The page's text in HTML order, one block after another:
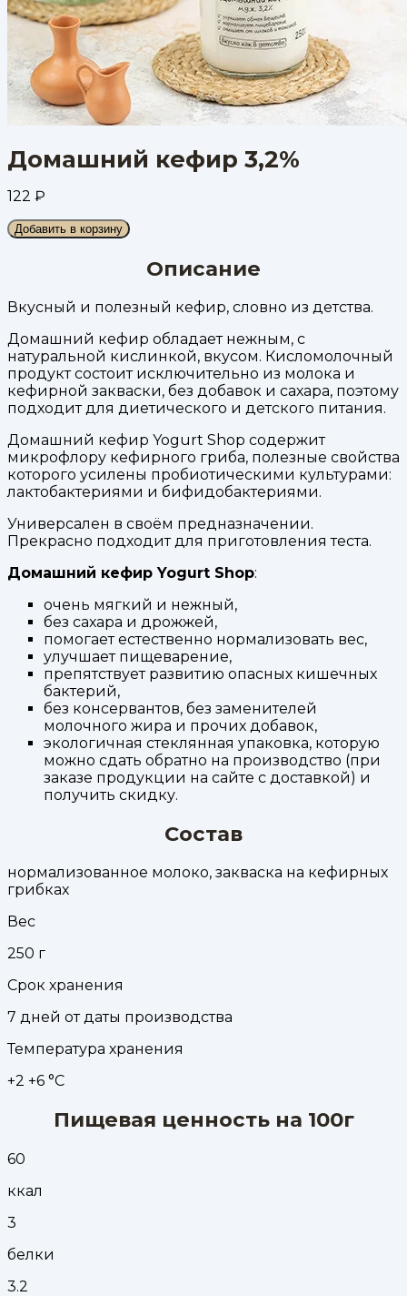
Домашний кефир 3,2%
122 ₽
Добавить в корзину
Описание
Вкусный и полезный кефир, словно из детства.
Домашний кефир обладает нежным, с
натуральной кислинкой, вкусом. Кисломолочный
продукт состоит исключительно из молока и
кефирной закваски, без добавок и сахара, поэтому
подходит для диетического и детского питания.
Домашний кефир Yogurt Shop содержит
микрофлору кефирного гриба, полезные свойства
которого усилены пробиотическими культурами:
лактобактериями и бифидобактериями.
Универсален в своём предназначении.
Прекрасно подходит для приготовления теста.
Домашний кефир Yogurt Shop:
очень мягкий и нежный,
без сахара и дрожжей,
помогает естественно нормализовать вес,
улучшает пищеварение,
препятствует развитию опасных кишечных
бактерий,
без консервантов, без заменителей
молочного жира и прочих добавок,
экологичная стеклянная упаковка, которую
можно сдать обратно на производство (при
заказе продукции на сайте с доставкой) и
получить скидку.
Состав
нормализованное молоко, закваска на кефирных
грибках
Вес
250 г
Срок хранения
7 дней от даты производства
Температура хранения
+2 +6 °С
Пищевая ценность на 100г
60
ккал
3
белки
3.2